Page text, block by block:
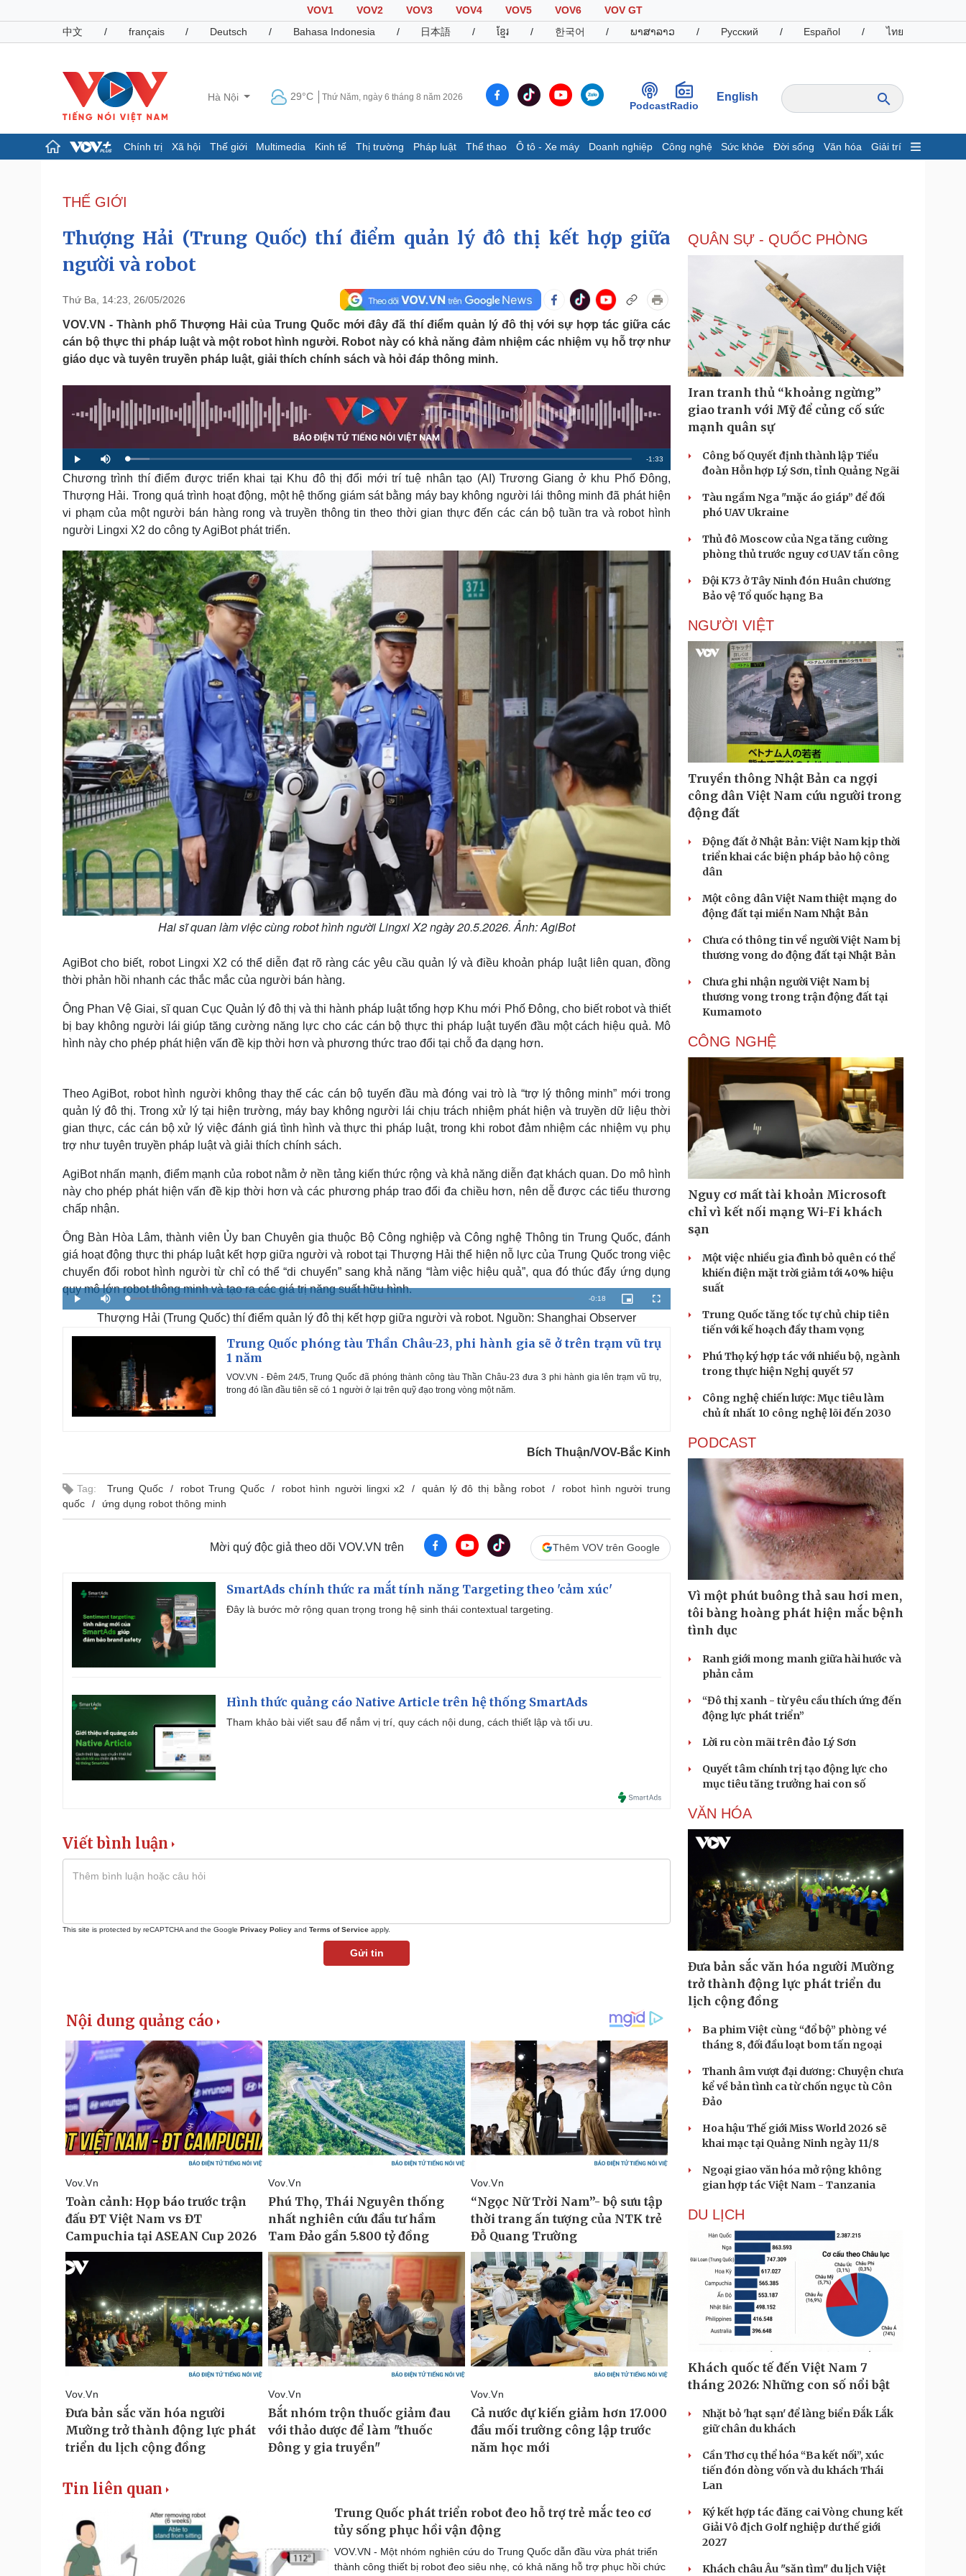
VOV1 VOV2 VOV3 VOV4 VOV5 VOV6
VOV GT
中文
/ français / Deutsch / Bahasa Indonesia / 日本語 / ខ្មែរ / 한국어 / ພາສາລາວ / Русский / Español / ไทย
Hà Nội 29°C Thứ Năm, ngày 6 tháng 8 năm 2026
PodcastRadio
English
Chính trị Xã hội Thế giới Multimedia Kinh tế Thị trường Pháp luật Thể thao Ô tô - Xe máy Doanh nghiệp Công nghệ Sức khỏe Đời sống Văn hóa Giải trí
Đảng
Tổ chức nhân sự
Nhận diện sự thật
Dấu ấn VOV
Hồ sơ
Infographic
Chứng khoán
Pháp luật
Tin nóng
Tư vấn luật
Việt Nam
Phân tích
Thể thao
Lịch thi đấu bóng đá
Thế giới thể thao
eSports
Ô tô - Xe máy
Xe máy
Tư vấn
Doanh nghiệp
Thông tin doanh nghiệp
Doanh nghiệp 24h
Doanh nhân
Công nghệ
Sành điệu
Tin Công nghệ
Trải nghiệm
Chuyển đổi số
Sức khỏe
Dinh dưỡng - món ngon
Cây thuốc
Sản phụ khoa
Nhi khoa
Nam khoa
Làm đẹp - giảm cân
Phòng mạch online
Ăn sạch sống khỏe
Đời sống
Nhà đẹp
Tình yêu - Gia đình
Văn hóa
Sân khấu - Điện ảnh
Văn học
Âm nhạc
Giải trí
Nghệ sĩ
Thời trang
Sao Việt
Tư vấn
check-in
Podcast
Câu chuyện thời sự
Cửa sổ tình yêu
Kể chuyện cho bé
Hạt giống tâm hồn
Cải chính
THẾ GIỚI
Thượng Hải (Trung Quốc) thí điểm quản lý đô thị kết hợp giữa
người và robot
Thứ Ba, 14:23, 26/05/2026
VOV.VN - Thành phố Thượng Hải của Trung Quốc mới đây đã thí điểm quản lý đô thị với sự hợp tác giữa các
cán bộ thực thi pháp luật và một robot hình người. Robot này có khả năng đảm nhiệm các nhiệm vụ hỗ trợ như
giáo dục và tuyên truyền pháp luật, giải thích chính sách và hỏi đáp thông minh.
P
l
a
y
M
u
L
o
a
d
e
d
4
.
3
6
R
e
m
n
g
-1:33
Chương trình thí điểm được triển khai tại Khu đô thị đổi mới trí tuệ nhân tạo (AI) Trương Giang ở khu Phố Đông,
Thượng Hải. Trong quá trình hoạt động, một hệ thống giám sát bằng máy bay không người lái thông minh đã phát hiện
vi phạm của một người bán hàng rong và truyền thông tin theo thời gian thực đến các cán bộ tuần tra và robot hình
người Lingxi X2 do công ty AgiBot phát triển.
Hai sĩ quan làm việc cùng robot hình người Lingxi X2 ngày 20.5.2026. Ảnh: AgiBot
AgiBot cho biết, robot Lingxi X2 có thể diễn đạt rõ ràng các yêu cầu quản lý và điều khoản pháp luật liên quan, đồng
thời phản hồi nhanh các thắc mắc của người bán hàng.
Ông Phan Vệ Giai, sĩ quan Cục Quản lý đô thị và thi hành pháp luật tổng hợp Khu mới Phố Đông, cho biết robot và thiết
bị bay không người lái giúp tăng cường năng lực cho các cán bộ thực thi pháp luật tuyến đầu một cách hiệu quả. Mô
hình này cho phép phát hiện vấn đề kịp thời hơn và phương thức trao đổi tại chỗ đa dạng hơn.
Theo AgiBot, robot hình người không thay thế các cán bộ tuyến đầu mà đóng vai trò là “trợ lý thông minh” mới trong
quản lý đô thị. Trong xử lý tại hiện trường, máy bay không người lái chịu trách nhiệm phát hiện và truyền dữ liệu thời
gian thực, các cán bộ xử lý việc đánh giá tình hình và thực thi pháp luật, trong khi robot đảm nhiệm các nhiệm vụ phụ
trợ như tuyên truyền pháp luật và giải thích chính sách.
AgiBot nhấn mạnh, điểm mạnh của robot nằm ở nền tảng kiến ​​thức rộng và khả năng diễn đạt khách quan. Do mô hình
này cho phép phát hiện vấn đề kịp thời hơn và các phương pháp trao đổi đa chiều hơn, nên dễ được các tiểu thương
chấp nhận.
Ông Bàn Hòa Lâm, thành viên Ủy ban Chuyên gia thuộc Bộ Công nghiệp và Công nghệ Thông tin Trung Quốc, đánh
giá hoạt động thực thi pháp luật kết hợp giữa người và robot tại Thượng Hải thể hiện nỗ lực của Trung Quốc trong việc
chuyển đổi robot hình người từ chỉ có thể “di chuyển” sang khả năng “làm việc hiệu quả”, qua đó thúc đẩy ứng dụng
quy mô lớn robot thông minh và tạo ra các giá trị năng suất hữu hình.
P
l
M
u
t
e
L
a
d
d
9
%
R
e
m
n
T
m
-0:18
P
i
c
t
e
-
P
F
u
r
e
Thượng Hải (Trung Quốc) thí điểm quản lý đô thị kết hợp giữa người và robot. Nguồn: Shanghai Observer
Trung Quốc phóng tàu Thần Châu-23, phi hành gia sẽ ở trên trạm vũ trụ
1 năm
VOV.VN - Đêm 24/5, Trung Quốc đã phóng thành công tàu Thần Châu-23 đưa 3 phi hành gia lên trạm vũ trụ,
trong đó lần đầu tiên sẽ có 1 người ở lại trên quỹ đạo trong vòng một năm.
Bích Thuận/VOV-Bắc Kinh
Tag: Trung Quốc robot Trung Quốc robot hình người lingxi x2 quản lý đô thị bằng robot
robot hình người trung
quốc
ứng dụng robot thông minh
Mời quý độc giả theo dõi VOV.VN trên Thêm VOV trên Google
SmartAds chính thức ra mắt tính năng Targeting theo 'cảm xúc'
Đây là bước mở rộng quan trọng trong hệ sinh thái contextual targeting.
Hình thức quảng cáo Native Article trên hệ thống SmartAds
Tham khảo bài viết sau để nắm vị trí, quy cách nội dung, cách thiết lập và tối ưu.
Viết bình luận
This site is protected by reCAPTCHA and the Google Privacy Policy and Terms of Service apply.
Gửi tin
Tin liên quan
Trung Quốc phát triển robot đeo hỗ trợ trẻ mắc teo cơ
tủy sống phục hồi vận động
VOV.VN - Một nhóm nghiên cứu do Trung Quốc dẫn đầu vừa phát triển
thành công thiết bị robot đeo siêu nhẹ, có khả năng hỗ trợ phục hồi chức
QUÂN SỰ - QUỐC PHÒNG
Iran tranh thủ “khoảng ngừng”
giao tranh với Mỹ để củng cố sức
mạnh quân sự
Công bố Quyết định thành lập Tiểu
đoàn Hỗn hợp Lý Sơn, tỉnh Quảng Ngãi
Tàu ngầm Nga "mặc áo giáp” để đối
phó UAV Ukraine
Thủ đô Moscow của Nga tăng cường
phòng thủ trước nguy cơ UAV tấn công
Đội K73 ở Tây Ninh đón Huân chương
Bảo vệ Tổ quốc hạng Ba
NGƯỜI VIỆT
Truyền thông Nhật Bản ca ngợi
công dân Việt Nam cứu người trong
động đất
Động đất ở Nhật Bản: Việt Nam kịp thời
triển khai các biện pháp bảo hộ công
dân
Một công dân Việt Nam thiệt mạng do
động đất tại miền Nam Nhật Bản
Chưa có thông tin về người Việt Nam bị
thương vong do động đất tại Nhật Bản
Chưa ghi nhận người Việt Nam bị
thương vong trong trận động đất tại
Kumamoto
CÔNG NGHỆ
Nguy cơ mất tài khoản Microsoft
chỉ vì kết nối mạng Wi-Fi khách
sạn
Một việc nhiều gia đình bỏ quên có thể
khiến điện mặt trời giảm tới 40% hiệu
suất
Trung Quốc tăng tốc tự chủ chip tiên
tiến với kế hoạch đầy tham vọng
Phú Thọ ký hợp tác với nhiều bộ, ngành
trong thực hiện Nghị quyết 57
Công nghệ chiến lược: Mục tiêu làm
chủ ít nhất 10 công nghệ lõi đến 2030
PODCAST
Vì một phút buông thả sau hơi men,
tôi bàng hoàng phát hiện mắc bệnh
tình dục
Ranh giới mong manh giữa hài hước và
phản cảm
“Đô thị xanh - từ yêu cầu thích ứng đến
động lực phát triển”
Lời ru còn mãi trên đảo Lý Sơn
Quyết tâm chính trị tạo động lực cho
mục tiêu tăng trưởng hai con số
VĂN HÓA
Đưa bản sắc văn hóa người Mường
trở thành động lực phát triển du
lịch cộng đồng
Ba phim Việt cùng “đổ bộ” phòng vé
tháng 8, đối đầu loạt bom tấn ngoại
Thanh âm vượt đại dương: Chuyện chưa
kể về bản tình ca từ chốn ngục tù Côn
Đảo
Hoa hậu Thế giới Miss World 2026 sẽ
khai mạc tại Quảng Ninh ngày 11/8
Ngoại giao văn hóa mở rộng không
gian hợp tác Việt Nam - Tanzania
DU LỊCH
Khách quốc tế đến Việt Nam 7
tháng 2026: Những con số nổi bật
Nhặt bỏ 'hạt sạn' để làng biển Đắk Lắk
giữ chân du khách
Cần Thơ cụ thể hóa “Ba kết nối”, xúc
tiến đón dòng vốn và du khách Thái
Lan
Ký kết hợp tác đăng cai Vòng chung kết
Giải Vô địch Golf nghiệp dư thế giới
2027
Khách châu Âu "săn tìm" du lịch Việt